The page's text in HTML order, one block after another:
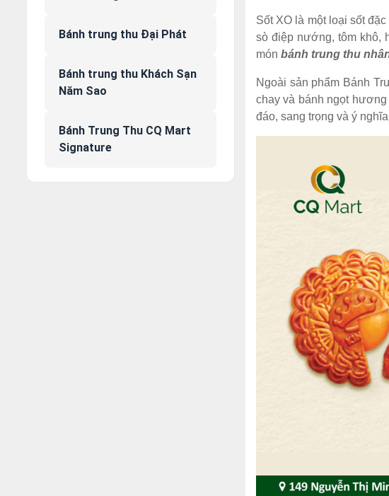
Bánh trung thu Đại Phát
Bánh trung thu Khách Sạn
Năm Sao
Bánh Trung Thu CQ Mart
Signature
Sốt XO là một loại sốt
sò điệp nướng, tôm khô,
món bánh trung thu
Ngoài sản phẩm Bánh
chay và bánh ngọt
đáo, sang trọng và ý